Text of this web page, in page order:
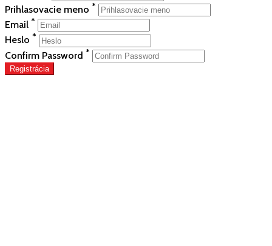
Prihlasovacie meno *
Email *
Heslo *
Confirm Password *
Registrácia